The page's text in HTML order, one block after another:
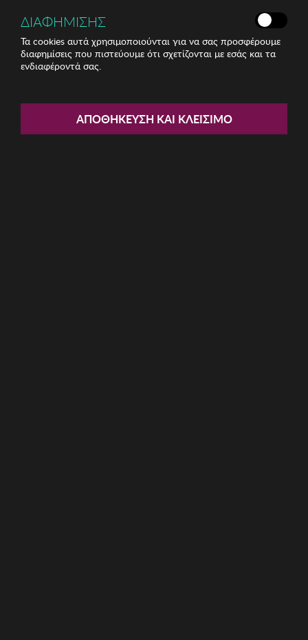
Κηροπήγιο Zsa Zsa Zsu
ΔΙΑΦΗΜΙΣΗΣ
Τα cookies αυτά χρησιμοποιούνται για να σας προσφέρουμε
διαφημίσεις που πιστεύουμε ότι σχετίζονται με εσάς και τα
ενδιαφέροντά σας.
ΑΠΟΘΉΚΕΥΣΗ ΚΑΙ ΚΛΕΊΣΙΜΟ